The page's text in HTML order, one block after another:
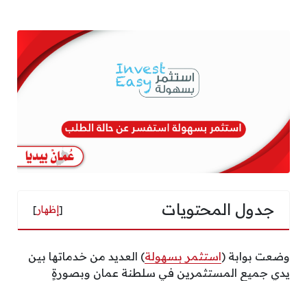
جدول المحتويات [إظهار]
وضعت بوابة (استثمر بسهولة) العديد من خدماتها بين
يدي جميع المستثمرين في سلطنة عمان وبصورةٍ